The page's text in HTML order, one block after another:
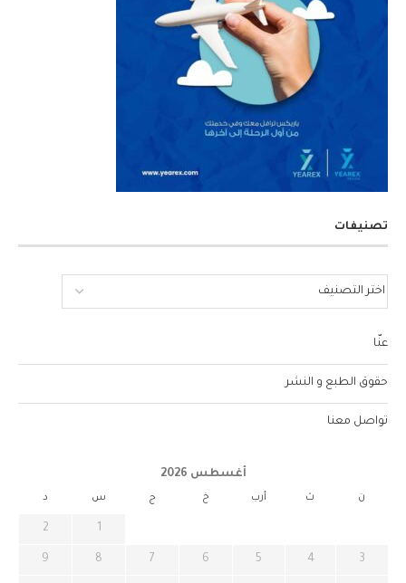
تصنيفات
عنّا
حقوق الطبع و النشر
تواصل معنا
أغسطس 2026
ن ث أرب خ ج س د
1
2
3
4
5
6
7
8
9